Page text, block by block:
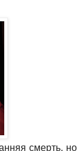
смерть, но